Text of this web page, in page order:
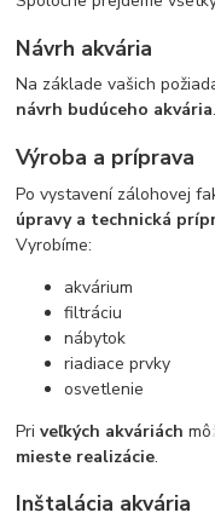
Návrh akvária
Na základe vašich
návrh budúceho akvária.
Výroba a príprava
Po vystavení zálohovej
úpravy a technická
Vyrobíme:
akvárium
filtráciu
nábytok
riadiace prvky
osvetlenie
Priveľkých akváriách
mieste realizácie.
Inštalácia akvária